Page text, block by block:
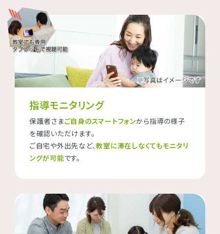
指導モニタリング
保護者さまご自身のスマートフォンから指導の様子
を確認いただけます。
ご自宅や外出先など、教室に滞在しなくてもモニタリ
ングが可能です。